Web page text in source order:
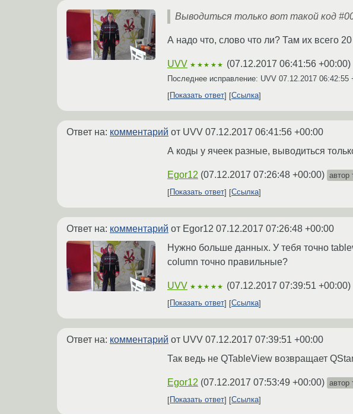
Выводиться только вот такой код
А надо что, слово что ли? Там их всего
UVV ★★★★★ (07.12.2017 06:41:56 +00:00)
Последнее исправление: UVV 07.12.2017 06:42:55
Показать ответ
Ссылка
Ответ на: комментарий от UVV 07.12.2017 06:41:56 +00:00
А коды у ячеек разные, выводиться
Egor12 (07.12.2017 07:26:48 +00:00) автор
Показать ответ
Ссылка
Ответ на: комментарий от Egor12 07.12.2017 07:26:48 +00:00
Нужно больше данных. У тебя точно
column точно правильные?
UVV ★★★★★ (07.12.2017 07:39:51 +00:00)
Показать ответ Ссылка
Ответ на: комментарий от UVV 07.12.2017 07:39:51 +00:00
Так ведь не QTableView возвращает
Egor12 (07.12.2017 07:53:49 +00:00) автор
Показать ответ
Ссылка